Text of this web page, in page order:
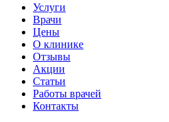
Услуги
Врачи
Цены
О клинике
Отзывы
Акции
Статьи
Работы врачей
Контакты